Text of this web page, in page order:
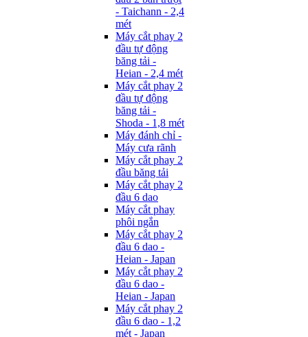
- Taichann - 2,4
mét
Máy cắt phay 2
đầu tự động
băng tải -
Heian - 2,4 mét
Máy cắt phay 2
đầu tự động
băng tải -
Shoda - 1,8 mét
Máy đánh chỉ -
Máy cưa rãnh
Máy cắt phay 2
đầu băng tải
Máy cắt phay 2
đầu 6 dao
Máy cắt phay
phôi ngắn
Máy cắt phay 2
đầu 6 dao -
Heian - Japan
Máy cắt phay 2
đầu 6 dao -
Heian - Japan
Máy cắt phay 2
đầu 6 dao - 1,2
mét - Japan